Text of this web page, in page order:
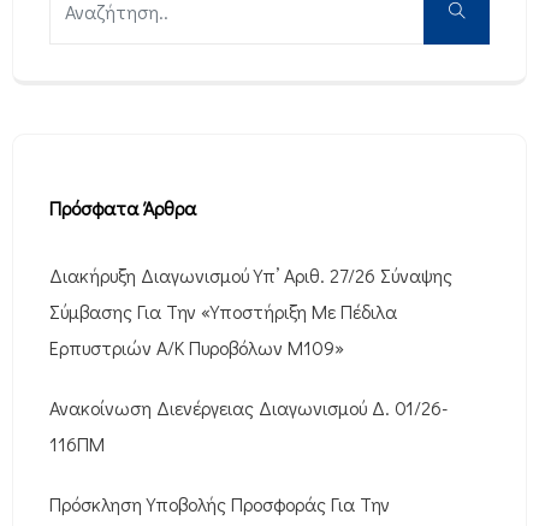
Πρόσφατα Άρθρα
Διακήρυξη Διαγωνισμού Υπ’ Αριθ. 27/26 Σύναψης
Σύμβασης Για Την «Υποστήριξη Με Πέδιλα
Ερπυστριών Α/Κ Πυροβόλων M109»
Ανακοίνωση Διενέργειας Διαγωνισμού Δ. 01/26-
116ΠΜ
Πρόσκληση Υποβολής Προσφοράς Για Την